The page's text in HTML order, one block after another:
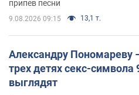
припев песни
9.08.2026 09:15 13,1 т.
Александру Пономареву
трех детях секс-символа
выглядят